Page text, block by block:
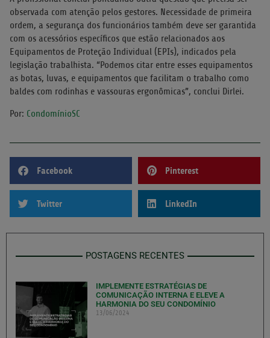
observada com atenção pelos gestores. Necessidade de primeira
ordem, a segurança dos funcionários também deve ser garantida
com os acessórios específicos que estão relacionados aos
Equipamentos de Proteção Individual (EPIs), indicados pela
legislação trabalhista. “Podemos citar entre esses equipamentos
as botas, luvas, e equipamentos que facilitam o trabalho como
baldes com rodinhas e vassouras ergonômicas”, conclui Dirlei.
Por: CondomínioSC
Facebook Pinterest
Twitter LinkedIn
POSTAGENS RECENTES
IMPLEMENTE ESTRATÉGIAS DE
COMUNICAÇÃO INTERNA E ELEVE A
HARMONIA DO SEU CONDOMÍNIO
13/06/2024